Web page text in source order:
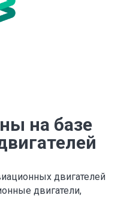
на базе
двигателей
двигатели,